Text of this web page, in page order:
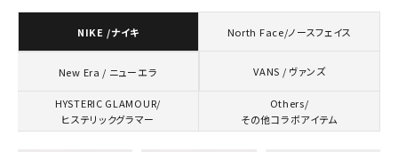
コラボレーションブランドから探す
NIKE /ナイキ North Face/ノースフェイス
New Era / ニューエラ VANS / ヴァンズ
HYSTERIC GLAMOUR/
ヒステリックグラマー
Others/
その他コラボアイテム